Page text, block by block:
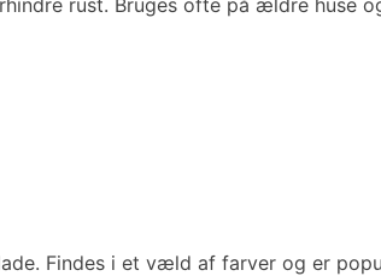
rust. Bruges ofte på ældre huse
Findes i et væld af farver og er